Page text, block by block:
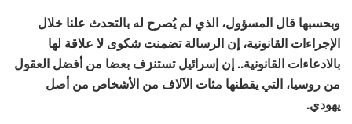
وبحسبها قال المسؤول، الذي لم يُصرح له بالتحدث علنا خلال
الإجراءات القانونية، إن الرسالة تضمنت شكوى لا علاقة لها
بالادعاءات القانونية.. إن إسرائيل تستنزف بعضا من أفضل العقول
من روسيا، التي يقطنها مئات الآلاف من الأشخاص من أصل
يهودي.